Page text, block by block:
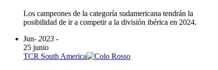
Los campeones de la categoría sudamericana tendrán la
posibilidad de ir a competir a la división ibérica en 2024.
Jun- 2023 -
25 junio
TCR South America